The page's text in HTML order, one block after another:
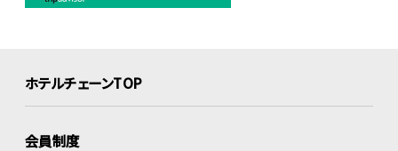
ホテルチェーンTOP
会員制度